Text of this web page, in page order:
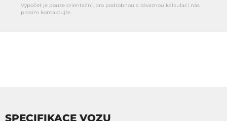
Výpočet je pouze orientační, pro podrobnou a závaznou kalkulaci nás
prosím kontaktujte.
SPECIFIKACE VOZU